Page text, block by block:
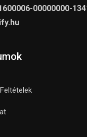
00000000-